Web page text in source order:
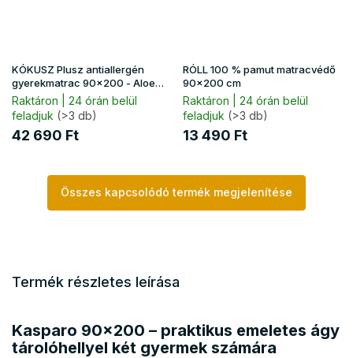
KÓKUSZ Plusz antiallergén
gyerekmatrac 90x200 - Aloe
Vera huzat
Raktáron | 24 órán belül
feladjuk (>3 db)
42 690 Ft
RÓLL 100 % pamut matracvédő
90x200 cm
Raktáron | 24 órán belül
feladjuk (>3 db)
13 490 Ft
Összes kapcsolódó termék megjelenítése
Termék részletes leírása
Kasparo 90x200 – praktikus emeletes ágy
tárolóhellyel két gyermek számára